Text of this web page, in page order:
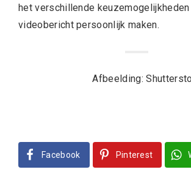
het verschillende keuzemogelijkheden
videobericht persoonlijk maken.
Afbeelding:
Facebook Pinterest